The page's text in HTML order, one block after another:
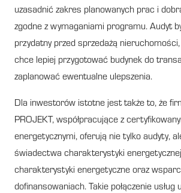
uzasadnić zakres planowanych prac i
zgodne z wymaganiami programu. Audyt
przydatny przed sprzedażą nieruchomości,
chce lepiej przygotować budynek do
zaplanować ewentualne ulepszenia.
Dla inwestorów istotne jest także to, że
PROJEKT, współpracujące z
energetycznymi, oferują nie tylko audyty,
świadectwa charakterystyki
charakterystyki energetyczne oraz
dofinansowaniach. Takie połączenie usług